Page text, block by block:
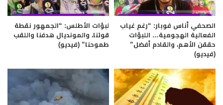
الصحفي أناس فوبار: “رغم غياب
الفعالية الهجومية… اللبؤات
حققن الأهم، والقادم أفضل”
(فيديو)
لبؤات الأطلس: “الجمهور نقطة
قوتنا، والمونديال هدفنا واللقب
طموحنا” (فيديو)